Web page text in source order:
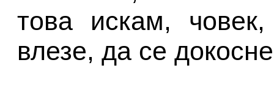
това искам,
влезе, да се